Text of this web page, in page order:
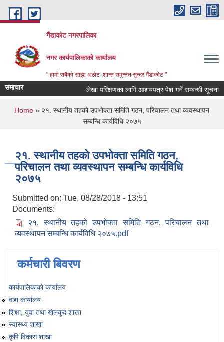
Skip to main content
गैंडाकोट नगरपालिका
नगर कार्यपालिकाको कार्यालय
" हामी सबैको साझा अठोट ,शान्त समुन्नत सुन्दर गैंडाकोट "
समाचार लेखा परिक्षणका लागि आशयपत्र पेश गर्ने सम्बन्धी सूचना
You are here
Home » २१. स्थानीय तहको उपभोक्ता समिति गठन, परिचालन तथा व्यवस्थापन
सम्बन्धि कार्यविधि २०७५
२१. स्थानीय तहको उपभोक्ता समिति गठन,
परिचालन तथा व्यवस्थापन सम्बन्धि कार्यविधि
२०७५
Submitted on: Tue, 08/28/2018 - 13:51
Documents:
२१. स्थानीय तहको उपभोक्ता समिति गठन, परिचालन तथा
व्यवस्थापन सम्बन्धि कार्यविधि २०७५.pdf
कर्मचारी बिवरण
कार्यपालिकाको कार्यालय
वडा कार्यालय
शिक्षा, युवा तथा खेलकुद शाखा
स्वास्थ्य शाखा
कृषि विकास शाखा